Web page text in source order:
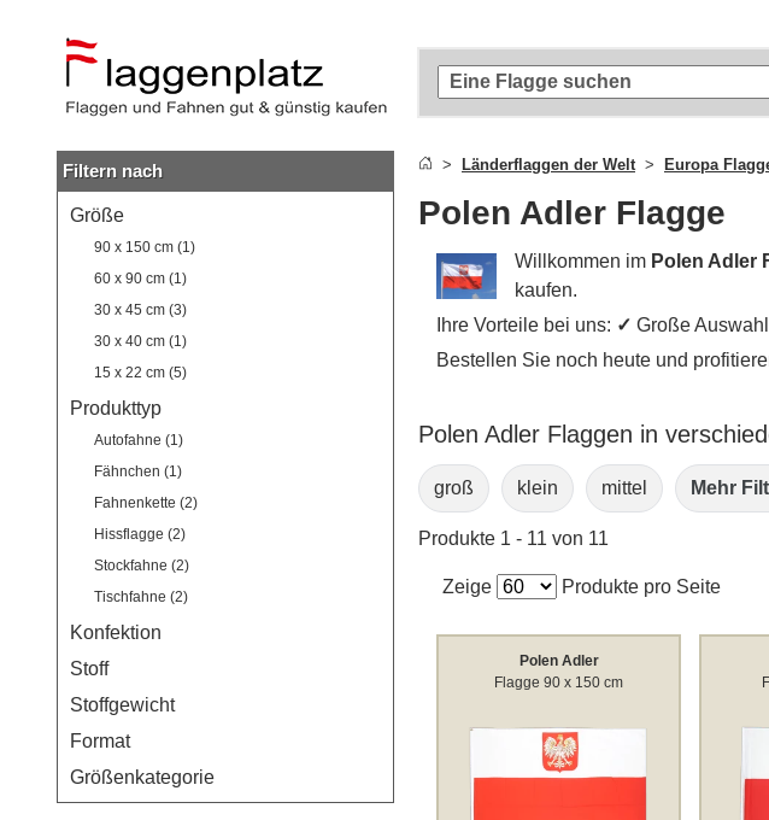
Hauptinhalt
springen
Suche
Zur
Navigation
springen
Filtern nach
Größe
90 x 150 cm (1)
60 x 90 cm (1)
30 x 45 cm (3)
30 x 40 cm (1)
15 x 22 cm (5)
Produkttyp
Autofahne (1)
Fähnchen (1)
Fahnenkette (2)
Hissflagge (2)
Stockfahne (2)
Tischfahne (2)
Konfektion
Stoff
Stoffgewicht
Format
Größenkategorie
Länderflaggen der Welt Europa
Polen Adler Flagge
Willkommen im Polen Adler
kaufen.
Ihre Vorteile bei uns: ✓ Große
Bestellen Sie noch heute und
Polen Adler Flaggen in
groß klein mittel Mehr
Produkte 1 - 11 von 11
Zeige Produkte pro Seite
Polen Adler
Flagge 90 x 150 cm